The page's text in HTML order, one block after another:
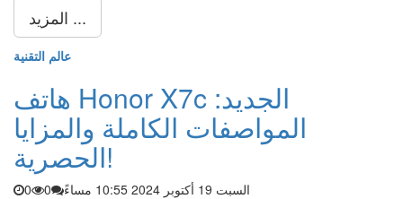
المزيد ...
عالم التقنية
هاتف Honor X7c الجديد:
المواصفات الكاملة والمزايا
الحصرية!
السبت 19 أكتوبر 2024 10:55 مساءً 0
0